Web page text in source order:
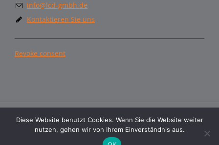
info@lcd-gmbh.de
Kontaktieren Sie uns
Revoke consent
Copyright © LCD GmbH
Datenschutzerklärung
Impressum
Diese Website benutzt Cookies. Wenn Sie die Website weiter
nutzen, gehen wir von Ihrem Einverständnis aus.